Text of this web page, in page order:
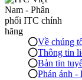
Về chúng
Thông tin
Bản tin
Phán ánh -